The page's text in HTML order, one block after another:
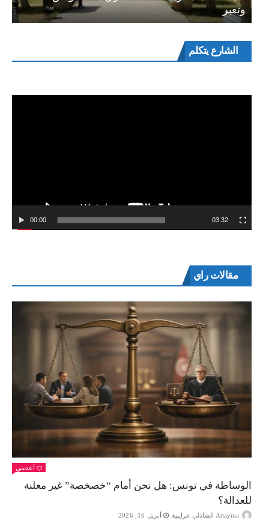
وتعبر
الشارع يتكلممشغل
00:00 03:32
مقالات راي
أعجبني
الوساطة في تونس: هل نحن أمام “خصخصة” غير معلنة
للعدالة؟
Attayma الشاذلي عرايبية أبريل 16, 2026